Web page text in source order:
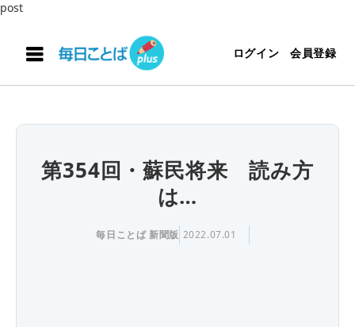
post
ログイン 会員登録
第354回・蘇民将来 読み方
は…
毎日ことば 新聞版 2022.07.01